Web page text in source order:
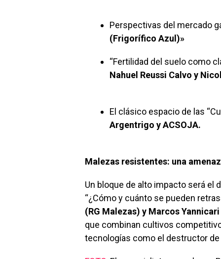
Perspectivas del mercado
(Frigorífico Azul)»
“Fertilidad del suelo como
Nahuel Reussi Calvo y
El clásico espacio de las
Argentrigo y ACSOJA.
Malezas resistentes: una
Un bloque de alto impacto será el
“¿Cómo y cuánto se pueden
(RG Malezas) y Marcos
que combinan cultivos
tecnologías como el destructor